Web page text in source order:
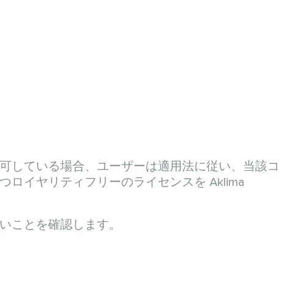
している場合、ユーザーは適用法に従い、当該コ
ロイヤリティフリーのライセンスを Aklima
ことを確認します。